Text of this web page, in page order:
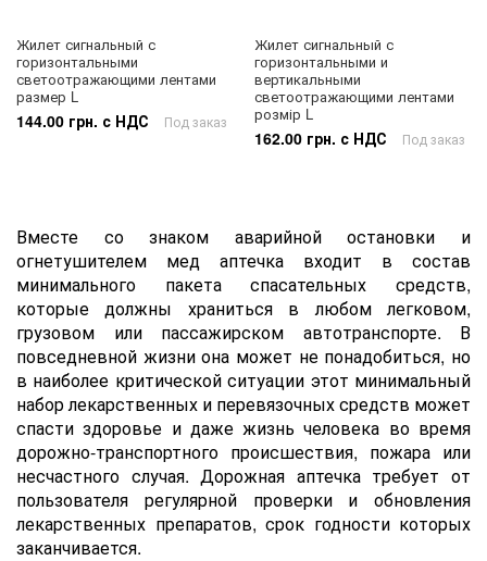
Жилет сигнальный с
горизонтальными
светоотражающими лентами
размер L
144.00 грн. с НДС Под заказ
Жилет сигнальный с
горизонтальными и
вертикальными
светоотражающими лентами
розмір L
162.00 грн. с НДС Под заказ
Вместе со знаком аварийной остановки и
огнетушителем мед аптечка входит в состав
минимального пакета спасательных средств,
которые должны храниться в любом легковом,
грузовом или пассажирском автотранспорте. В
повседневной жизни она может не понадобиться, но
в наиболее критической ситуации этот минимальный
набор лекарственных и перевязочных средств может
спасти здоровье и даже жизнь человека во время
дорожно-транспортного происшествия, пожара или
несчастного случая. Дорожная аптечка требует от
пользователя регулярной проверки и обновления
лекарственных препаратов, срок годности которых
заканчивается.